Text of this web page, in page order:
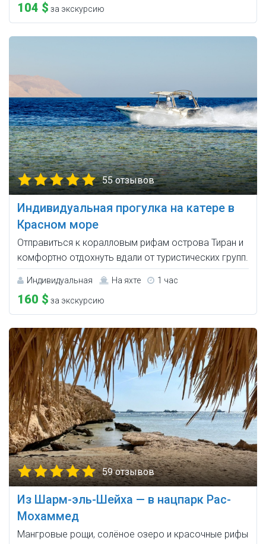
104 $ за экскурсию
55 отзывов
Индивидуальная прогулка на катере в
Красном море
Отправиться к коралловым рифам острова Тиран и
комфортно отдохнуть вдали от туристических групп.
Индивидуальная На яхте 1 час
160 $ за экскурсию
59 отзывов
Из Шарм-эль-Шейха — в нацпарк Рас-
Мохаммед
Мангровые рощи, солёное озеро и красочные рифы